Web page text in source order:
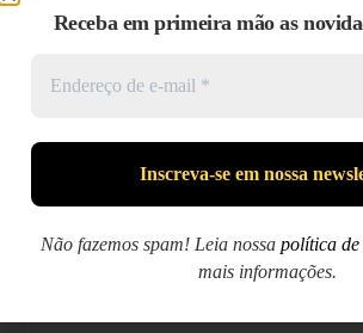
Deixe um comentário
O seu endereço de e-mail não será
Receba em primeira mão as
Não fazemos spam! Leia nossa política
mais informações.